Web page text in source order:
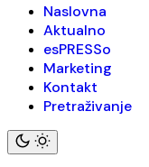
Naslovna
Aktualno
esPRESSo
Marketing
Kontakt
Pretraživanje